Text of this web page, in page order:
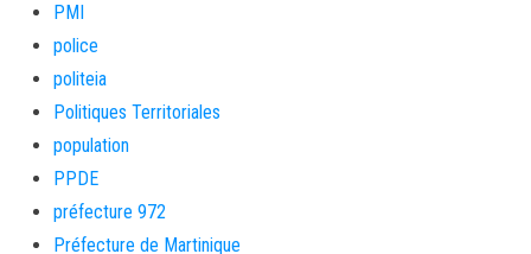
PMI
police
politeia
Politiques Territoriales
population
PPDE
préfecture 972
Préfecture de Martinique